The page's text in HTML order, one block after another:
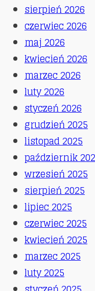
sierpień 2026
czerwiec 2026
maj 2026
kwiecień 2026
marzec 2026
luty 2026
styczeń 2026
grudzień 2025
listopad 2025
październik
wrzesień 2025
sierpień 2025
lipiec 2025
czerwiec 2025
kwiecień 2025
marzec 2025
luty 2025